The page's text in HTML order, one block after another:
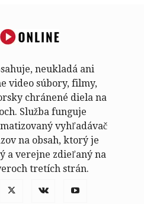
neukladá ani
video súbory, filmy,
chránené diela na
Služba funguje
vyhľadávač
na obsah, ktorý je
a verejne zdieľaný na
tretích strán.